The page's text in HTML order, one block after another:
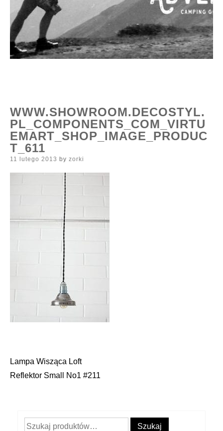
WWW.SHOWROOM.DECOSTYL.
PL_COMPONENTS_COM_VIRTU
EMART_SHOP_IMAGE_PRODUC
T_611
Posted
11 lutego 2013 by zorki
Nawigacja
Lampa Wisząca Loft
Reflektor Small No1 #211
Szukaj: Szukaj